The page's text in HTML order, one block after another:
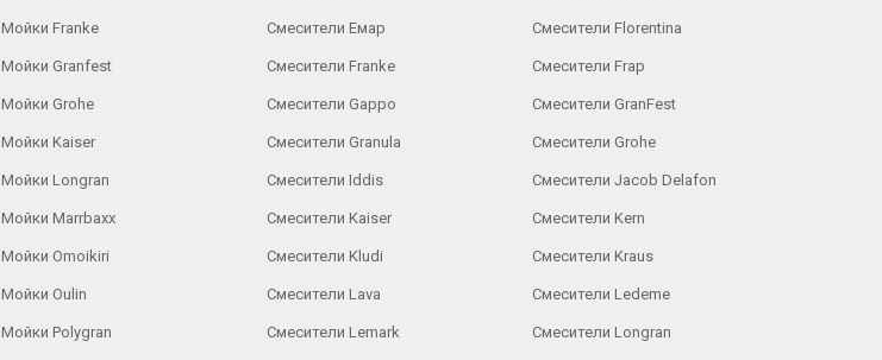
Мойки Franke
Мойки Granfest
Мойки Grohe
Мойки Kaiser
Мойки Longran
Мойки Marrbaxx
Мойки Omoikiri
Мойки Oulin
Мойки Polygran
Смесители Емар Смесители Florentina
Смесители Franke Смесители Frap
Смесители Gappo Смесители GranFest
Смесители Granula Смесители Grohe
Смесители Iddis Смесители Jacob Delafon
Смесители Kaiser Смесители Kern
Смесители Kludi Смесители Kraus
Смесители Lava Смесители Ledeme
Смесители Lemark Смесители Longran